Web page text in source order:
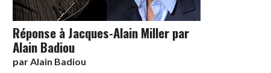
Réponse à Jacques-Alain Miller par
Alain Badiou
parAlain Badiou